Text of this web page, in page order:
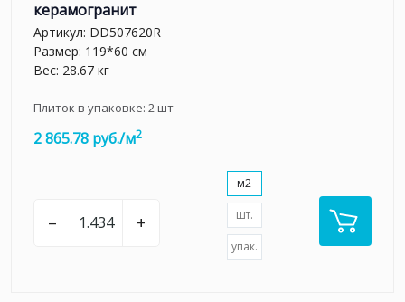
керамогранит
Артикул: DD507620R
Размер: 119*60 см
Вес: 28.67 кг
Плиток в упаковке: 2шт
2 865.78 руб./м2
– +
м2
шт.
упак.